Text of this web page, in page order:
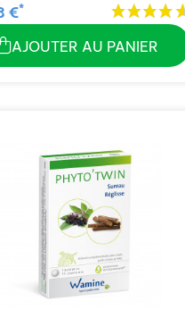
€*
AJOUTER AU PANIER